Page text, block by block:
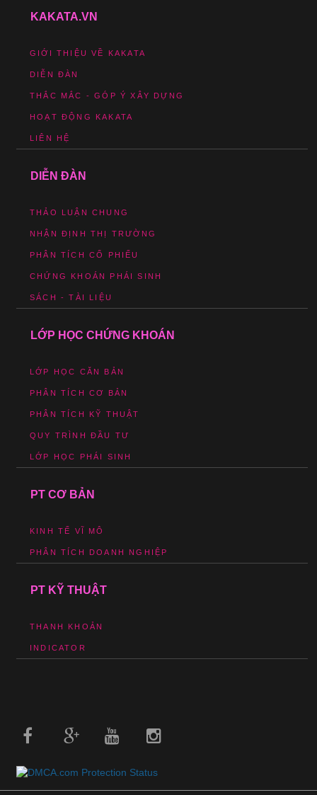
KAKATA.VN
GIỚI THIỆU VỀ KAKATA
DIỄN ĐÀN
THẮC MẮC - GÓP Ý XÂY DỰNG
HOẠT ĐỘNG KAKATA
LIÊN HỆ
DIỄN ĐÀN
THẢO LUẬN CHUNG
NHẬN ĐỊNH THỊ TRƯỜNG
PHÂN TÍCH CỔ PHIẾU
CHỨNG KHOÁN PHÁI SINH
SÁCH - TÀI LIỆU
LỚP HỌC CHỨNG KHOÁN
LỚP HỌC CĂN BẢN
PHÂN TÍCH CƠ BẢN
PHÂN TÍCH KỸ THUẬT
QUY TRÌNH ĐẦU TƯ
LỚP HỌC PHÁI SINH
PT CƠ BẢN
KINH TẾ VĨ MÔ
PHÂN TÍCH DOANH NGHIỆP
PT KỸ THUẬT
THANH KHOẢN
INDICATOR